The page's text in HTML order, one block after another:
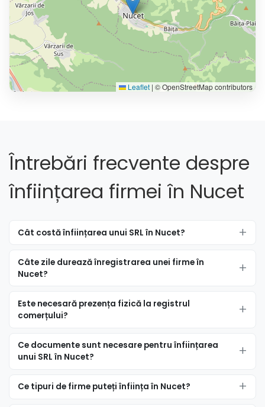
Leaflet | © OpenStreetMap contributors
Întrebări frecvente despre
înființarea firmei în Nucet
Cât costă înființarea unui SRL în Nucet?
Câte zile durează înregistrarea unei firme în
Nucet?
Este necesară prezența fizică la registrul
comerțului?
Ce documente sunt necesare pentru înființarea
unui SRL în Nucet?
Ce tipuri de firme puteți înființa în Nucet?